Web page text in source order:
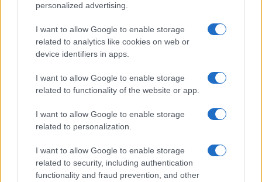
personalized advertising.
I want to allow Google to enable storage
related to analytics like cookies on web or
device identifiers in apps.
I want to allow Google to enable storage
related to functionality of the website or app.
I want to allow Google to enable storage
related to personalization.
I want to allow Google to enable storage
related to security, including authentication
functionality and fraud prevention, and other
INVESTIMENTI